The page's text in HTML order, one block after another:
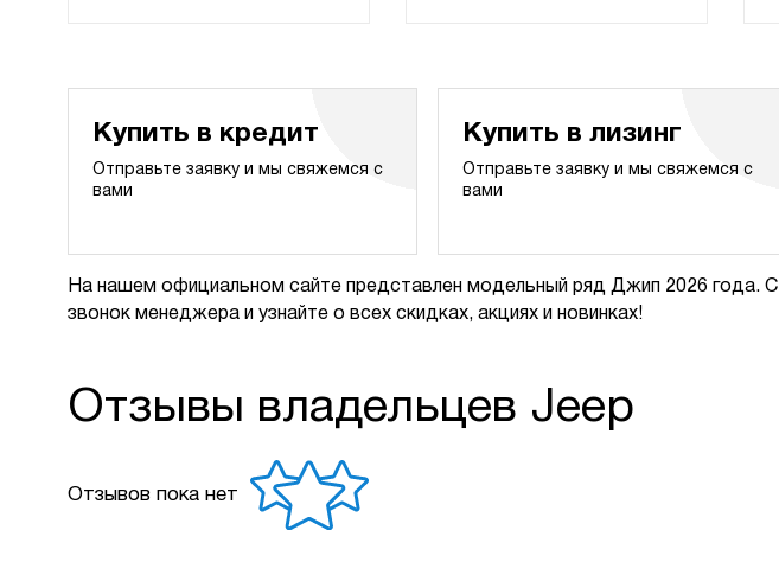
Купить в кредит
Отправьте заявку и мы свяжемся с
вами
Купить в лизинг
Отправьте заявку и мы свяжемся с
вами
На нашем официальном сайте представлен модельный ряд Джип 2026 года. С
звонок менеджера и узнайте о всех скидках, акциях и новинках!
Отзывы владельцев Jeep
Отзывов пока нет